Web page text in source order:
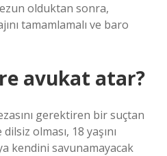
olduktan sonra,
tamamlamalı ve baro
avukat atar?
gerektiren bir suçtan
olması, 18 yaşını
kendini savunamayacak